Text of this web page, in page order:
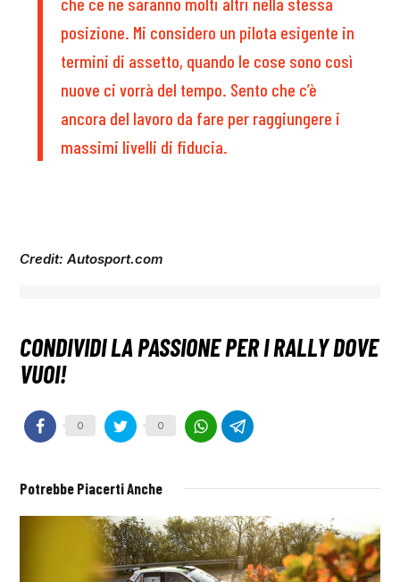
posizione. Mi considero un pilota esigente in
termini di assetto, quando le cose sono così
nuove ci vorrà del tempo. Sento che c’è
ancora del lavoro da fare per raggiungere i
massimi livelli di fiducia.
Credit: Autosport.com
0 0
Potrebbe Piacerti Anche